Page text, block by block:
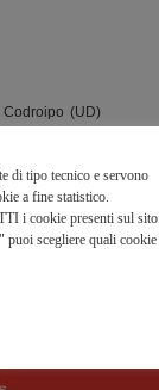
(UD)
di tipo tecnico e servono
a fine statistico.
i cookie presenti sul sito.
scegliere quali cookie